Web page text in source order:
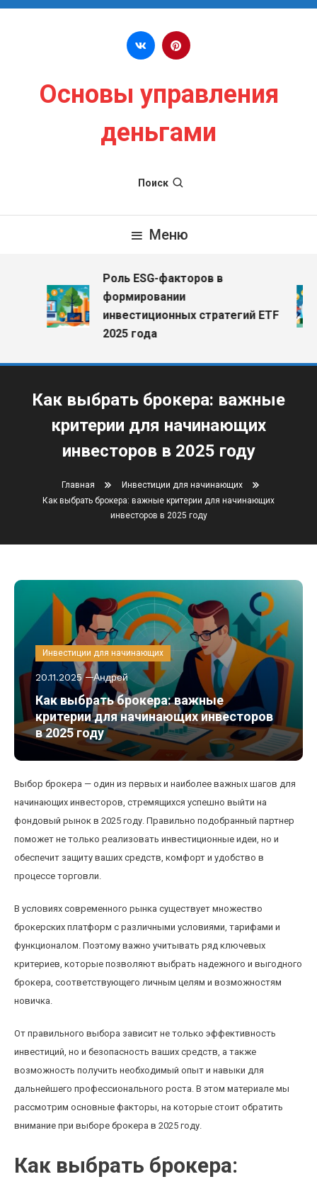
Перейти к содержимому
Основы управления
деньгами
Поиск
Меню
Роль ESG-факторов в
формировании
инвестиционных стратегий ETF
2025 года
Как выбрать брокера: важные
критерии для начинающих
инвесторов в 2025 году
Главная
Инвестиции для начинающих
Как выбрать брокера: важные критерии для начинающих
инвесторов в 2025 году
Инвестиции для начинающих
20.11.2025 Андрей
Как выбрать брокера: важные
критерии для начинающих инвесторов
в 2025 году
Выбор брокера — один из первых и наиболее важных шагов для
начинающих инвесторов, стремящихся успешно выйти на
фондовый рынок в 2025 году. Правильно подобранный партнер
поможет не только реализовать инвестиционные идеи, но и
обеспечит защиту ваших средств, комфорт и удобство в
процессе торговли.
В условиях современного рынка существует множество
брокерских платформ с различными условиями, тарифами и
функционалом. Поэтому важно учитывать ряд ключевых
критериев, которые позволяют выбрать надежного и выгодного
брокера, соответствующего личным целям и возможностям
новичка.
От правильного выбора зависит не только эффективность
инвестиций, но и безопасность ваших средств, а также
возможность получить необходимый опыт и навыки для
дальнейшего профессионального роста. В этом материале мы
рассмотрим основные факторы, на которые стоит обратить
внимание при выборе брокера в 2025 году.
Как выбрать брокера: